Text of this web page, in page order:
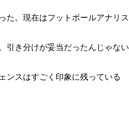
た。現在はフットボールアナリス
引き分けが妥当だったんじゃない
ンスはすごく印象に残っている